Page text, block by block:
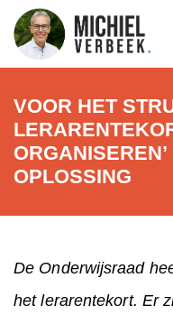
VOOR HET
OPLOSSING
De Onderwijsraad
het lerarentekort. Er